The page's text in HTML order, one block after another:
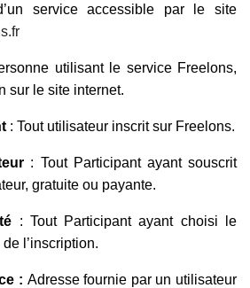
service accessible par le site
utilisant le service Freelons,
sur le site internet.
: Tout utilisateur inscrit sur Freelons.
: Tout Participant ayant souscrit
gratuite ou payante.
: Tout Participant ayant choisi le
l’inscription.
: Adresse fournie par un utilisateur